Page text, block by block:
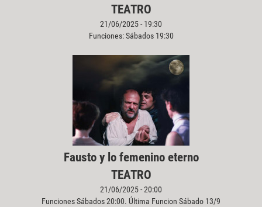
TEATRO
21/06/2025 - 19:30
Funciones: Sábados 19:30
Fausto y lo femenino eterno
TEATRO
21/06/2025 - 20:00
Funciones Sábados 20:00. Última Funcion Sábado 13/9